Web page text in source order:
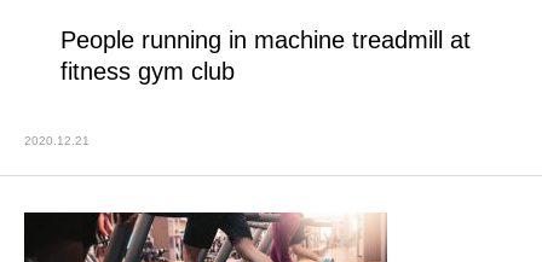
People running in machine treadmill at
fitness gym club
2020.12.21